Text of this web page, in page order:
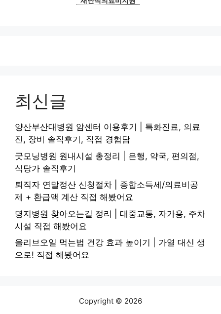
최신글
양산부산대병원 암센터 이용후기 | 특화진료, 의료
진, 장비 솔직후기, 직접 경험담
굿모닝병원 원내시설 총정리 | 은행, 약국, 편의점,
식당가 솔직후기
퇴직자 연말정산 신청절차 | 종합소득세/의료비공
제 + 환급액 계산 직접 해봤어요
명지병원 찾아오는길 정리 | 대중교통, 자가용, 주차
시설 직접 해봤어요
올리브오일 먹는법 건강 효과 높이기 | 가열 대신 생
으로! 직접 해봤어요
Copyright © 2026